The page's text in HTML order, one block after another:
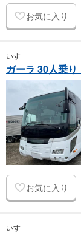
お気に入り
いすゞ
ガーラ 30人乗り
お気に入り
いすゞ